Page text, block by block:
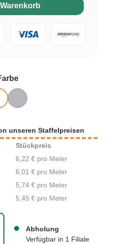
Abholung
Verfügbar in 1 Filiale
auswählen
unseren Staffelpreisen
Stückpreis
6,22 € pro Meter
6,01 € pro Meter
5,74 € pro Meter
5,45 € pro Meter